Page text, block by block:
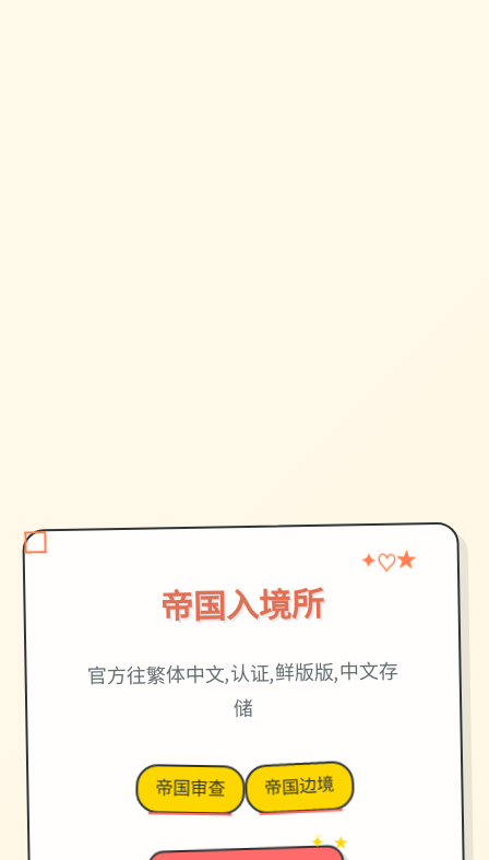
帝国入境所
✦♡★
官方往繁体中文,认证,鲜版版,中文存
储
帝国审查 帝国边境
→
✦ ★